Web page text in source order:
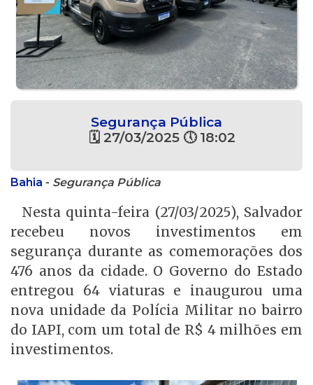
Segurança Pública
🗓 27/03/2025 🕔 18:02
Bahia - Segurança Pública
Nesta quinta-feira (27/03/2025), Salvador
recebeu novos investimentos em
segurança durante as comemorações dos
476 anos da cidade. O Governo do Estado
entregou 64 viaturas e inaugurou uma
nova unidade da Polícia Militar no bairro
do IAPI, com um total de R$ 4 milhões em
investimentos.